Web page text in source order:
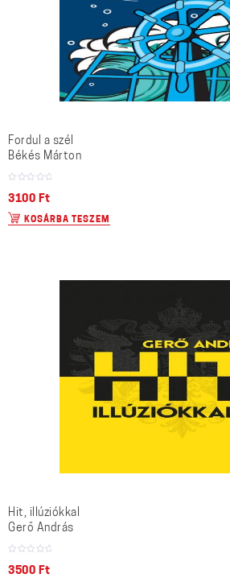
Fordul a szél
Békés Márton
3100 Ft
KOSÁRBA TESZEM
Hit, illúziókkal
Gerő András
3500 Ft